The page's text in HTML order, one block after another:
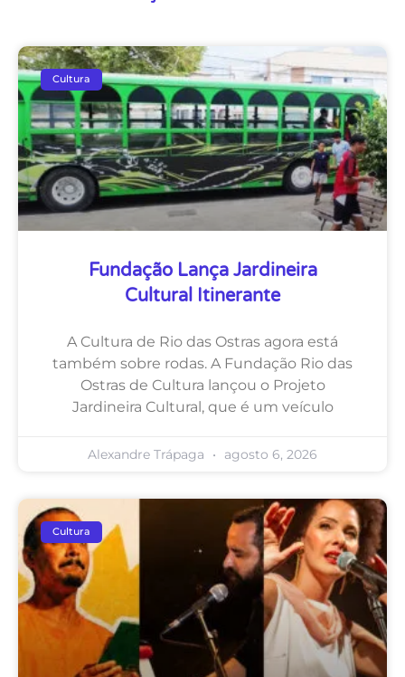
Cultura
Fundação Lança Jardineira
Cultural Itinerante
A Cultura de Rio das Ostras agora está
também sobre rodas. A Fundação Rio das
Ostras de Cultura lançou o Projeto
Jardineira Cultural, que é um veículo
Alexandre Trápaga agosto 6, 2026
Cultura